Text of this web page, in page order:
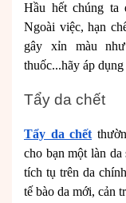
Hầu hết chúng ta
Ngoài việc, hạn
gây xỉn màu
thuốc...hãy áp
Tẩy da chết
Tẩy da chết
cho bạn một làn da
tích tụ trên da
tế bào da mới, cản